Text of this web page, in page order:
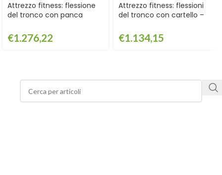
Attrezzo fitness: flessione
del tronco con panca
GPG2118CART
€1.276,22
Attrezzo fitness: flessioni
del tronco con cartello –
€1.134,15